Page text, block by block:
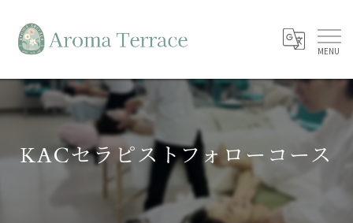
KACセラピストフォローコース